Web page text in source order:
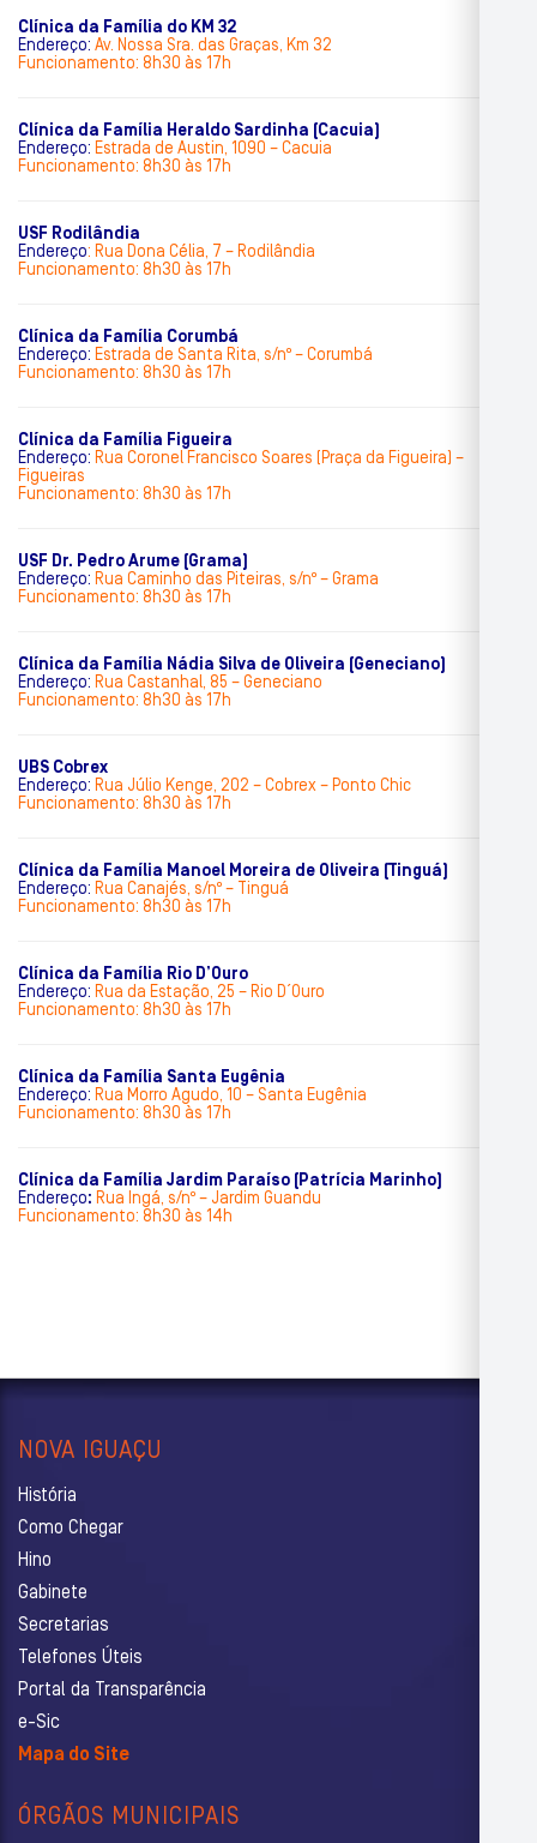
Clínica da Família do KM 32
Endereço: Av. Nossa Sra. das Graças, Km 32
Funcionamento: 8h30 às 17h
Clínica da Família Heraldo Sardinha (Cacuia)
Endereço: Estrada de Austin, 1090 – Cacuia
Funcionamento: 8h30 às 17h
USF Rodilândia
Endereço: Rua Dona Célia, 7 – Rodilândia
Funcionamento: 8h30 às 17h
Clínica da Família Corumbá
Endereço: Estrada de Santa Rita, s/nº – Corumbá
Funcionamento: 8h30 às 17h
Clínica da Família Figueira
Endereço: Rua Coronel Francisco Soares (Praça da Figueira) –
Figueiras
Funcionamento: 8h30 às 17h
USF Dr. Pedro Arume (Grama)
Endereço: Rua Caminho das Piteiras, s/nº – Grama
Funcionamento: 8h30 às 17h
Clínica da Família Nádia Silva de Oliveira (Geneciano)
Endereço: Rua Castanhal, 85 – Geneciano
Funcionamento: 8h30 às 17h
UBS Cobrex
Endereço: Rua Júlio Kenge, 202 – Cobrex – Ponto Chic
Funcionamento: 8h30 às 17h
Clínica da Família Manoel Moreira de Oliveira (Tinguá)
Endereço: Rua Canajés, s/nº – Tinguá
Funcionamento: 8h30 às 17h
Clínica da Família Rio D’Ouro
Endereço: Rua da Estação, 25 – Rio D´Ouro
Funcionamento: 8h30 às 17h
Clínica da Família Santa Eugênia
Endereço: Rua Morro Agudo, 10 – Santa Eugênia
Funcionamento: 8h30 às 17h
Clínica da Família Jardim Paraíso (Patrícia Marinho)
Endereço: Rua Ingá, s/nº – Jardim Guandu
Funcionamento: 8h30 às 14h
NOVA IGUAÇU
História
Como Chegar
Hino
Gabinete
Secretarias
Telefones Úteis
Portal da Transparência
e-Sic
Mapa do Site
ÓRGÃOS MUNICIPAIS